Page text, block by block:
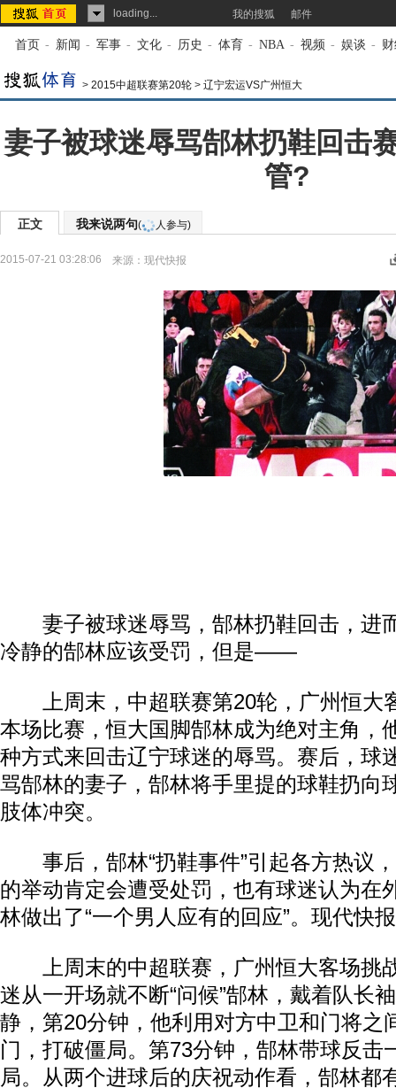
loading... 我的搜狐 邮件
首页 - 新闻 - 军事 - 文化 - 历史 - 体育 - NBA - 视频 - 娱谈 -
> 2015中超联赛第20轮 > 辽宁宏运VS广州恒大
妻子被球迷辱骂郜林扔鞋回击
管?
正文 我来说两句( 人参与)
2015-07-21 03:28:06 来源： 现代快报
妻子被球迷辱骂，郜林扔鞋回击，进
冷静的郜林应该受罚，但是——
上周末，中超联赛第20轮，广州恒大
本场比赛，恒大国脚郜林成为绝对主角，
种方式来回击辽宁球迷的辱骂。赛后，球
骂郜林的妻子，郜林将手里提的球鞋扔向
肢体冲突。
事后，郜林“扔鞋事件”引起各方热议
的举动肯定会遭受处罚，也有球迷认为在
林做出了“一个男人应有的回应”。现代快
上周末的中超联赛，广州恒大客场挑
迷从一开场就不断“问候”郜林，戴着队长
静，第20分钟，他利用对方中卫和门将之
门，打破僵局。第73分钟，郜林带球反击
局。从两个进球后的庆祝动作看，郜林都